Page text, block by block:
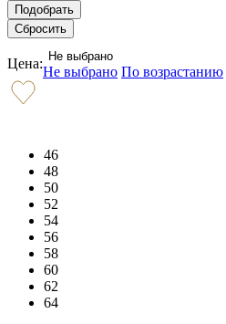
Цена: Не выбрано
Не выбрано По возрастанию
46
48
50
52
54
56
58
60
62
64